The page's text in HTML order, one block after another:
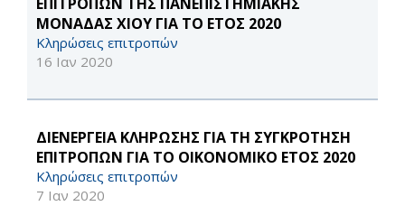
ΜΟΝΑΔΑΣ ΧΙΟΥ ΓΙΑ ΤΟ ΕΤΟΣ 2020
Κληρώσεις επιτροπών
16 Ιαν 2020
ΔΙΕΝΕΡΓΕΙΑ ΚΛΗΡΩΣΗΣ ΓΙΑ ΤΗ ΣΥΓΚΡΟΤΗΣΗ
ΕΠΙΤΡΟΠΩΝ ΓΙΑ ΤΟ ΟΙΚΟΝΟΜΙΚΟ ΕΤΟΣ 2020
Κληρώσεις επιτροπών
7 Ιαν 2020